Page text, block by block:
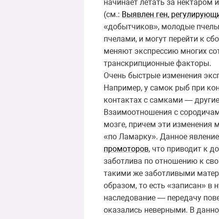
начинает летать за нектаром
(см.: Выявлен ген,
«добытчиков», молодые
пчелами, и могут перейти к
меняют экспрессию многих
транскрипционные факторы.
Очень быстрые изменения
Например, у самок рыб при
контактах с самками —
Взаимоотношения с
мозге, причем эти изменения
«по Ламарку». Данное
промоторов, что приводит к
заботлива по отношению к
такими же заботливыми
образом, то есть «записан»
наследование — передачу
оказались неверными. В